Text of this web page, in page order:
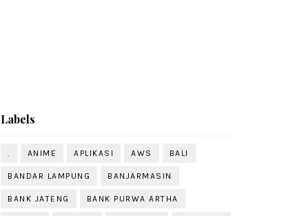
Labels
. ANIME APLIKASI AWS BALI
BANDAR LAMPUNG BANJARMASIN
BANK JATENG BANK PURWA ARTHA